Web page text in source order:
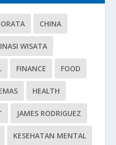
CHINA
WISATA
FINANCE FOOD
HEALTH
JAMES RODRIGUEZ
KESEHATAN MENTAL